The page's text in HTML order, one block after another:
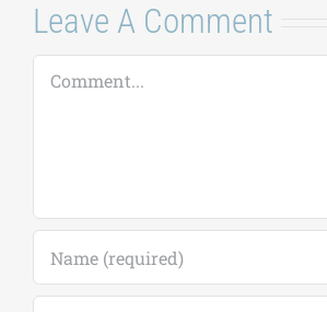
Leave A Comment
Comment